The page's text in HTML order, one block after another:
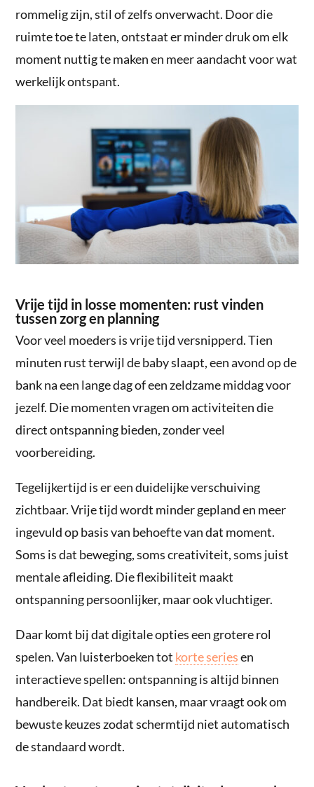
rommelig zijn, stil of zelfs onverwacht. Door die
ruimte toe te laten, ontstaat er minder druk om elk
moment nuttig te maken en meer aandacht voor wat
werkelijk ontspant.
Vrije tijd in losse momenten: rust vinden
tussen zorg en planning
Voor veel moeders is vrije tijd versnipperd. Tien
minuten rust terwijl de baby slaapt, een avond op de
bank na een lange dag of een zeldzame middag voor
jezelf. Die momenten vragen om activiteiten die
direct ontspanning bieden, zonder veel
voorbereiding.
Tegelijkertijd is er een duidelijke verschuiving
zichtbaar. Vrije tijd wordt minder gepland en meer
ingevuld op basis van behoefte van dat moment.
Soms is dat beweging, soms creativiteit, soms juist
mentale afleiding. Die flexibiliteit maakt
ontspanning persoonlijker, maar ook vluchtiger.
Daar komt bij dat digitale opties een grotere rol
spelen. Van luisterboeken tot korte seriesen
interactieve spellen: ontspanning is altijd binnen
handbereik. Dat biedt kansen, maar vraagt ook om
bewuste keuzes zodat schermtijd niet automatisch
de standaard wordt.